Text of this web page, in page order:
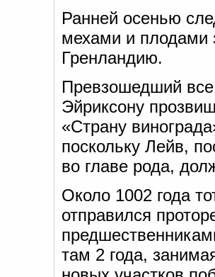
Ранней осенью
мехами и плодами
Гренландию.
Превзошедший
Эйриксону
«Страну
поскольку Лейв,
во главе рода,
Около 1002 года
отправился
там 2 года,